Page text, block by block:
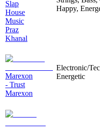
Slap
House
Music
Praz
Khanal
Happy,
Marexon
- Trust
Marexon
Electronic/
Energetic